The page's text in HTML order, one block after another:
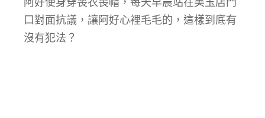
阿好便身穿喪衣喪帽，每天早晨站在美玉店門
口對面抗議，讓阿好心裡毛毛的，這樣到底有
沒有犯法？